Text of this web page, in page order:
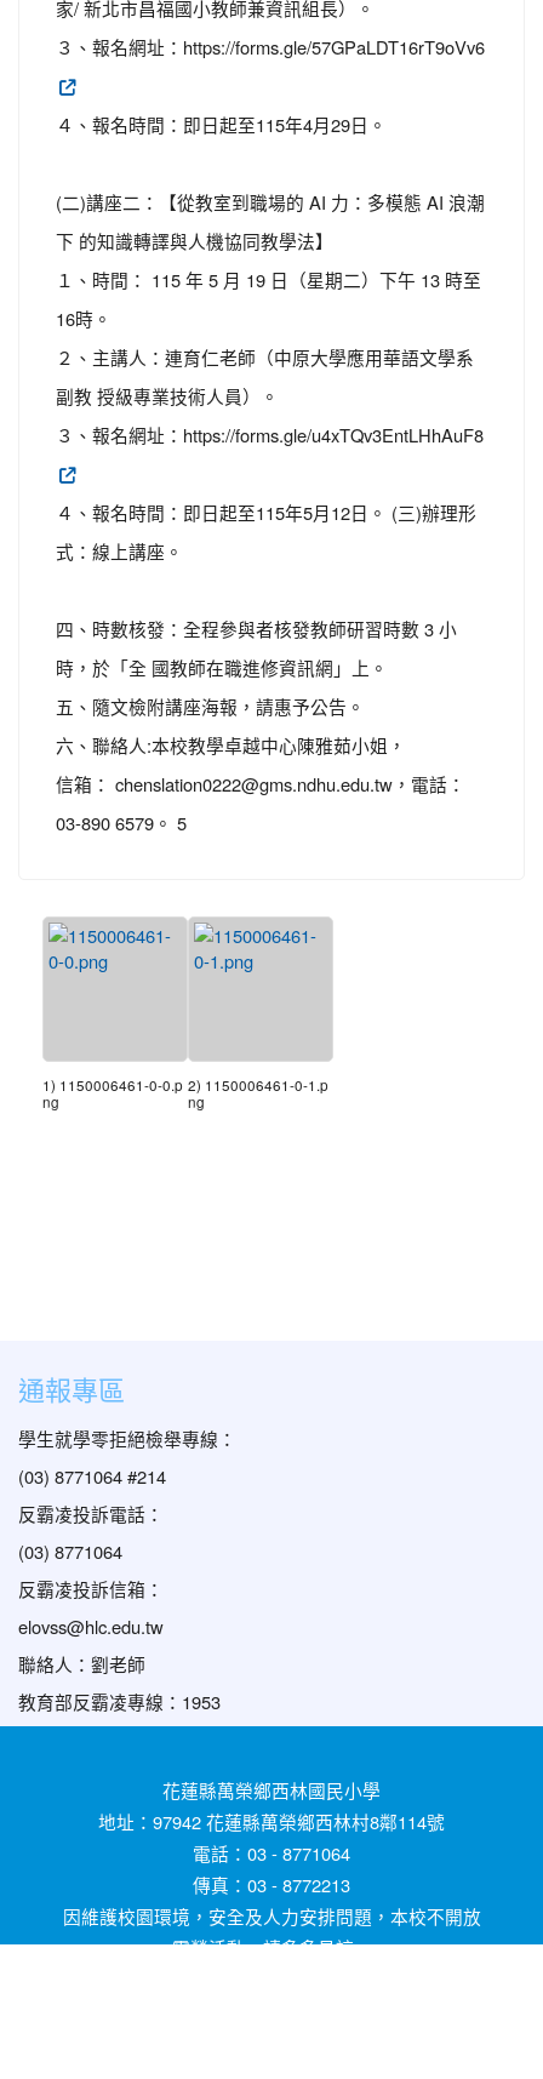
家/ 新北市昌福國小教師兼資訊組長）。
３、報名網址：https://forms.gle/57GPaLDT16rT9oVv6
４、報名時間：即日起至115年4月29日。
(二)講座二：【從教室到職場的 AI 力：多模態 AI 浪潮
下 的知識轉譯與人機協同教學法】
１、時間： 115 年 5 月 19 日（星期二）下午 13 時至
16時。
２、主講人：連育仁老師（中原大學應用華語文學系
副教 授級專業技術人員）。
３、報名網址：https://forms.gle/u4xTQv3EntLHhAuF8
４、報名時間：即日起至115年5月12日。 (三)辦理形
式：線上講座。
四、時數核發：全程參與者核發教師研習時數 3 小
時，於「全 國教師在職進修資訊網」上。
五、隨文檢附講座海報，請惠予公告。
六、聯絡人:本校教學卓越中心陳雅茹小姐，
信箱： chenslation0222@gms.ndhu.edu.tw，電話：
03-890 6579。 5
1) 1150006461-0-0.p
ng
2) 1150006461-0-1.p
ng
通報專區
學生就學零拒絕檢舉專線：
(03) 8771064 #214
反霸凌投訴電話：
(03) 8771064
反霸凌投訴信箱：
elovss@hlc.edu.tw
聯絡人：劉老師
教育部反霸凌專線：1953
花蓮縣萬榮鄉西林國民小學
地址：97942 花蓮縣萬榮鄉西林村8鄰114號
電話：03 - 8771064
傳真：03 - 8772213
因維護校園環境，安全及人力安排問題，本校不開放
露營活動，請多多見諒。